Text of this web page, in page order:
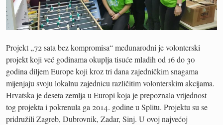
Projekt „72 sata bez kompromisa“ međunarodni je volonterski
projekt koji već godinama okuplja tisuće mladih od 16 do 30
godina diljem Europe koji kroz tri dana zajedničkim snagama
mijenjaju svoju lokalnu zajednicu različitim volonterskim akcijama.
Hrvatska je deseta zemlja u Europi koja je prepoznala vrijednost
tog projekta i pokrenula ga 2014. godine u Splitu. Projektu su se
pridružili Zagreb, Dubrovnik, Zadar, Sinj. U ovoj najvećoj